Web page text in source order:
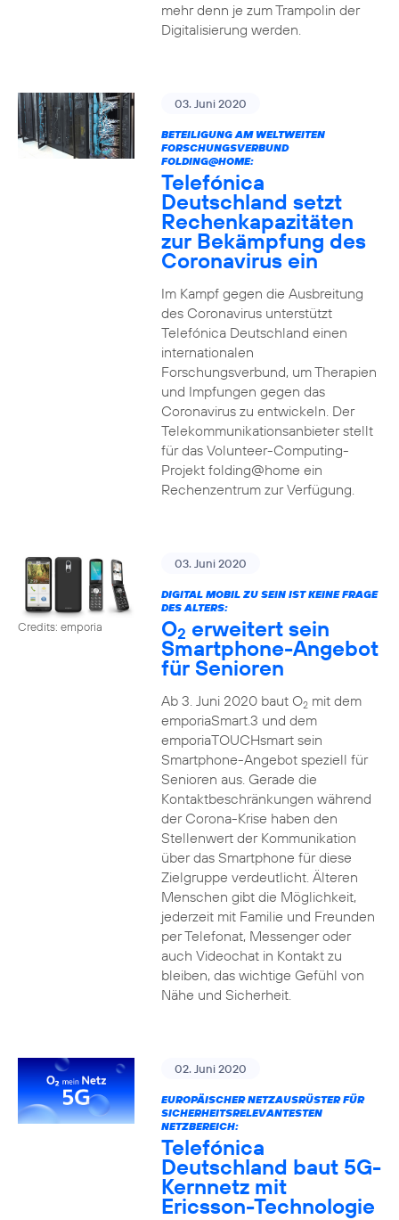
mehr denn je zum Trampolin der
Digitalisierung werden.
03. Juni 2020
BETEILIGUNG AM WELTWEITEN
FORSCHUNGSVERBUND
FOLDING@HOME:
Telefónica
Deutschland setzt
Rechenkapazitäten
zur Bekämpfung des
Coronavirus ein
Im Kampf gegen die Ausbreitung
des Coronavirus unterstützt
Telefónica Deutschland einen
internationalen
Forschungsverbund, um Therapien
und Impfungen gegen das
Coronavirus zu entwickeln. Der
Telekommunikationsanbieter stellt
für das Volunteer-Computing-
Projekt folding@home ein
Rechenzentrum zur Verfügung.
Credits: emporia
03. Juni 2020
DIGITAL MOBIL ZU SEIN IST KEINE FRAGE
DES ALTERS:
O2 erweitert sein
Smartphone-Angebot
für Senioren
Ab 3. Juni 2020 baut O2mit dem
emporiaSmart.3 und dem
emporiaTOUCHsmart sein
Smartphone-Angebot speziell für
Senioren aus. Gerade die
Kontaktbeschränkungen während
der Corona-Krise haben den
Stellenwert der Kommunikation
über das Smartphone für diese
Zielgruppe verdeutlicht. Älteren
Menschen gibt die Möglichkeit,
jederzeit mit Familie und Freunden
per Telefonat, Messenger oder
auch Videochat in Kontakt zu
bleiben, das wichtige Gefühl von
Nähe und Sicherheit.
02. Juni 2020
EUROPÄISCHER NETZAUSRÜSTER FÜR
SICHERHEITSRELEVANTESTEN
NETZBEREICH:
Telefónica
Deutschland baut 5G-
Kernnetz mit
Ericsson-Technologie